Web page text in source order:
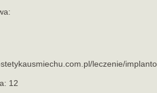
leczenie/
12